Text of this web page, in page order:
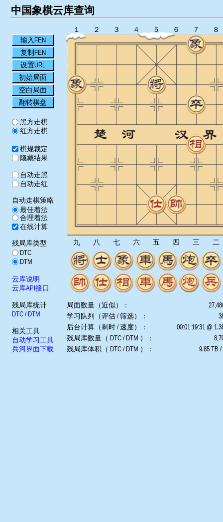
中国象棋云库查询
输入FEN
复制FEN
设置URL
初始局面
空白局面
翻转棋盘
黑方走棋
红方走棋
棋规裁定
隐藏结果
自动走黑
自动走红
自动走棋策略
最佳着法
合理着法
在线计算
残局库类型
DTC
DTM
云库说明
云库API接口
残局库统计
DTC/ DTM
相关工具
自动学习工具
兵河界面下载
１ ２ ３ ４ ５ ６ ７ ８
九 八 七 六 五 四 三 二
局面数量（近似）：
学习队列（评估 / 筛选）：
后台计算（剩时 / 速度）：
00:01:19:31 @
残局库数量（ DTC / DTM ）：
残局库体积（ DTC / DTM ）：
9.85 TB